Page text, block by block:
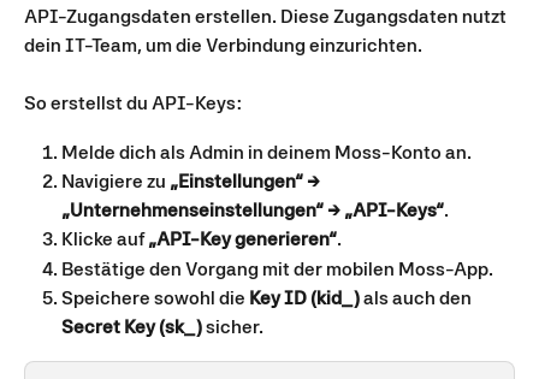
API-Zugangsdaten erstellen. Diese Zugangsdaten nutzt
dein IT-Team, um die Verbindung einzurichten.
So erstellst du API-Keys:
Melde dich als Admin in deinem Moss-Konto an.
Navigiere zu „Einstellungen“ →
„Unternehmenseinstellungen“ → „API-Keys“.
Klicke auf „API-Key generieren“.
Bestätige den Vorgang mit der mobilen Moss-App.
Speichere sowohl die Key ID (kid_) als auch den
Secret Key (sk_) sicher.